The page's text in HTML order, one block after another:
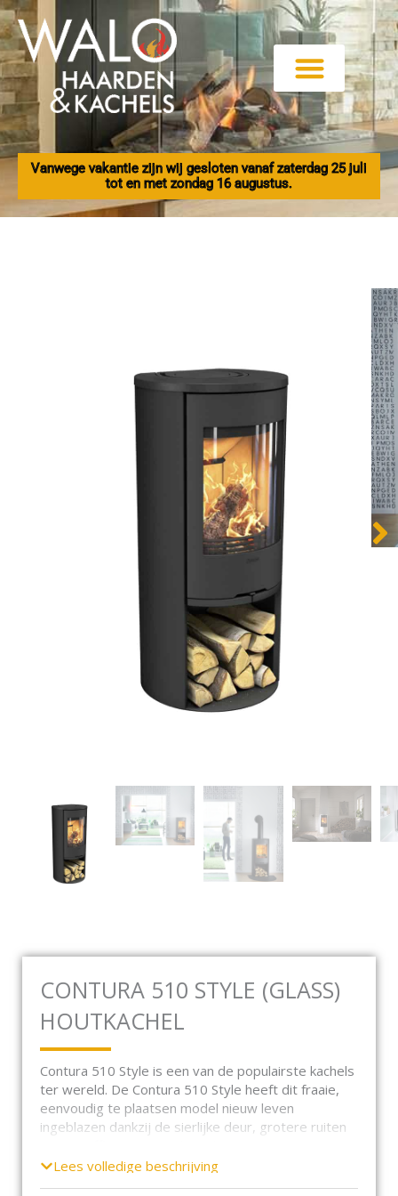
Ga
naar
de
inhoud
Vanwege vakantie zijn wij gesloten vanaf zaterdag 25 juli
tot en met zondag 16 augustus.
CONTURA 510 STYLE (GLASS)
HOUTKACHEL
Contura 510 Style is een van de populairste kachels
ter wereld. De Contura 510 Style heeft dit fraaie,
eenvoudig te plaatsen model nieuw leven
ingeblazen dankzij de sierlijke deur, grotere ruiten
meer van het vlammenspel in jouw Contura 510
Lees volledige beschrijving